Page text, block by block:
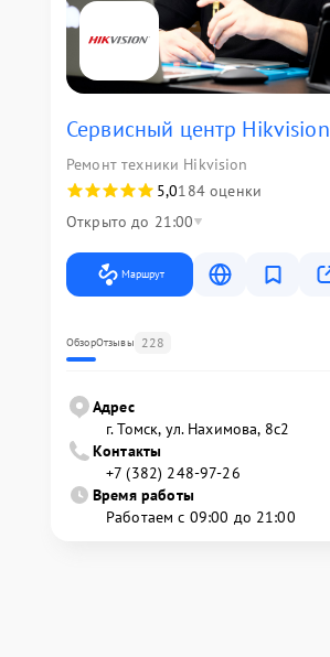
Сервисный центр Hikvision
Ремонт техники Hikvision
5,0184 оценки
Открыто до 21:00
Маршрут
ОбзорОтзывы 228
Адрес
г. Томск, ул. Нахимова, 8с2
Контакты
+7 (382) 248-97-26
Время работы
Работаем с 09:00 до 21:00